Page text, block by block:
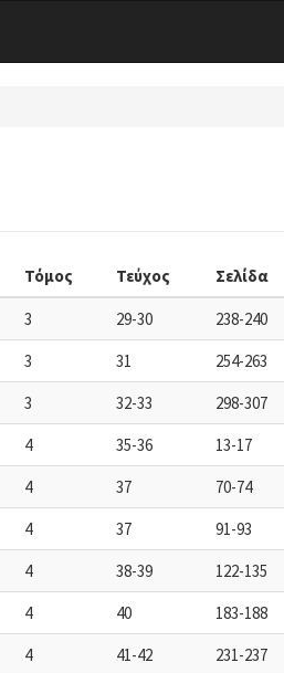
Τόμος Τεύχος Σελίδα
3 29-30 238-240
3 31 254-263
3 32-33 298-307
4 35-36 13-17
4 37 70-74
4 37 91-93
4 38-39 122-135
4 40 183-188
4 41-42 231-237